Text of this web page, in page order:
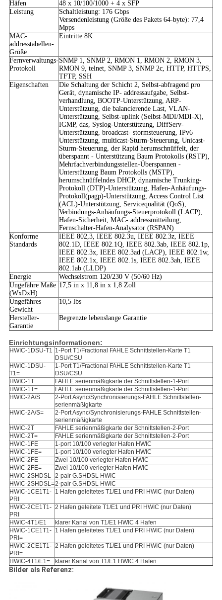
Häfen
48 x 10/100/1000 + 4 x SFP
Leistung
Schaltleistung: 176 Gbps
Versendenleistung (Größe des Pakets 64-byte): 77,4
Mpps
MAC-
addresstabellen-
Größe
Eintritte 8K
Fernverwaltungs-
Protokoll
SNMP 1, SNMP 2, RMON 1, RMON 2, RMON 3,
RMON 9, telnet, SNMP 3, SNMP 2c, HTTP, HTTPS,
TFTP, SSH
Eigenschaften
Die Schaltung der Schicht 2, Selbst-abfragend pro
Gerät, dynamische IP- addressaufgabe, Selbst-
verhandlung, BOOTP-Unterstützung, ARP-
Unterstützung, die balancierende Last, VLAN-
Unterstützung, Selbst-uplink (Selbst-MDI/MDI-X),
IGMP, das, Syslog-Unterstützung, DiffServ-
Unterstützung, broadcast- stormsteuerung, IPv6
Unterstützung, multicast-Sturm-Steuerung, Unicast-
Sturm-Steuerung, der Rapid herumschnüffelt, der
überspannt - Unterstützung Baum Protokolls (RSTP),
Mehrfachverbindungsstellen-Überspannen -
Unterstützung Baum Protokolls (MSTP),
herumschnüffelndes DHCP, dynamische Trunking-
Protokoll (DTP)-Unterstützung, Hafen-Anhäufungs-
Protokoll(pagp)-Unterstützung, Access Control List
(ACL)-Unterstützung, Servicequalität (QoS),
Verbindungs-Anhäufungs-Steuerprotokoll (LACP),
Hafen-Sicherheit, MAC- addressmitteilung,
Fernschalter-Hafen-Analysator (RSPAN)
Konforme
Standards
IEEE 802,3, IEEE 802.3u, IEEE 802.3z, IEEE
802.1D, IEEE 802.1Q, IEEE 802.3ab, IEEE 802.1p,
IEEE 802.3x, IEEE 802.3ad (LACP), IEEE 802.1w,
IEEE 802.1x, IEEE 802.1s, IEEE 802.3ah, IEEE
802.1ab (LLDP)
Energie
Wechselstrom 120/230 V (50/60 Hz)
Ungefähre Maße
(WxDxH)
17,5 in x 11,8 in x 1,8 Zoll
Ungefähres
Gewicht
10,5 lbs
Hersteller-
Garantie
Begrenzte lebenslange Garantie
Einrichtungsinformationen:
HWIC-1DSU-T1 1-Port T1/Fractional FAHLE Schnittstellen-Karte T1
DSU/CSU
HWIC-1DSU-
T1=
1-Port T1/Fractional FAHLE Schnittstellen-Karte T1
DSU/CSU
HWIC-1T
FAHLE serienmäßigkarte der Schnittstellen-1-Port
HWIC-1T=
FAHLE serienmäßigkarte der Schnittstellen-1-Port
HWIC-2A/S
2-Port Async/Synchronisierungs-FAHLE Schnittstellen-
serienmäßigkarte
HWIC-2A/S=
2-Port Async/Synchronisierungs-FAHLE Schnittstellen-
serienmäßigkarte
HWIC-2T
FAHLE serienmäßigkarte der Schnittstellen-2-Port
HWIC-2T=
FAHLE serienmäßigkarte der Schnittstellen-2-Port
HWIC-1FE
1-port 10/100 verlegter Hafen HWIC
HWIC-1FE=
1-port 10/100 verlegter Hafen HWIC
HWIC-2FE
Zwei 10/100 verlegter Hafen HWIC
HWIC-2FE=
Zwei 10/100 verlegter Hafen HWIC
HWIC-2SHDSL 2-pair G.SHDSL HWIC
HWIC-2SHDSL=2-pair G.SHDSL HWIC
HWIC-1CE1T1-
PRI
1 Hafen geleitetes T1/E1 und PRI HWIC (nur Daten)
HWIC-2CE1T1-
PRI
2 Hafen geleitete T1/E1 und PRI HWIC (nur Daten)
HWIC-4T1/E1
klarer Kanal von T1/E1 HWIC 4 Hafen
HWIC-1CE1T1-
PRI=
1 Hafen geleitetes T1/E1 und PRI HWIC (nur Daten)
HWIC-2CE1T1-
PRI=
2 Hafen geleitetes T1/E1 und PRI HWIC (nur Daten)
HWIC-4T1/E1= klarer Kanal von T1/E1 HWIC 4 Hafen
Bilder als Referenz: